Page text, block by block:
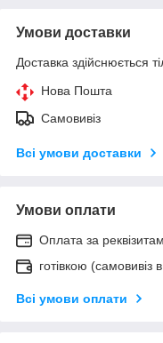
Умови доставки
Доставка здійснюється
Нова Пошта
Самовивіз
Всі умови доставки
Умови оплати
Оплата за
готівкою
Всі умови оплати